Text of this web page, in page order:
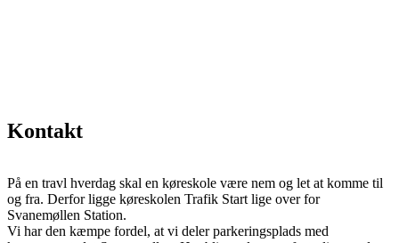
Kontakt
På en travl hverdag skal en køreskole være nem og let at komme til
og fra. Derfor ligge køreskolen Trafik Start lige over for
Svanemøllen Station.
Vi har den kæmpe fordel, at vi deler parkeringsplads med